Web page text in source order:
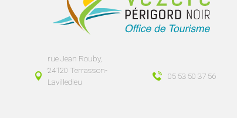
rue Jean Rouby,
24120 Terrasson-
Lavilledieu
05 53 50 37 56